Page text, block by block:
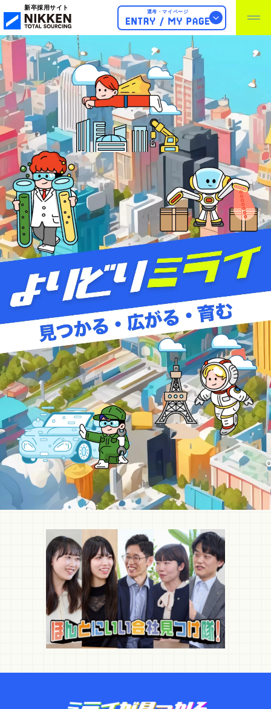
新卒採用サイト
選考・マイページ